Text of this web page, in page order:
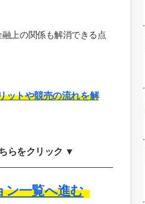
上の関係も解消できる点
ットや競売の流れを解
らをクリック ▼
ン一覧へ進む